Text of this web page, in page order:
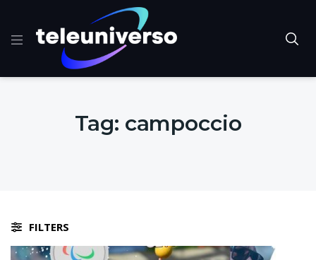
Tag: campoccio
FILTERS